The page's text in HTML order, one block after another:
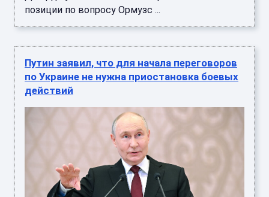
позиции по вопросу Ормузс ...
Путин заявил, что для начала переговоров
по Украине не нужна приостановка боевых
действий